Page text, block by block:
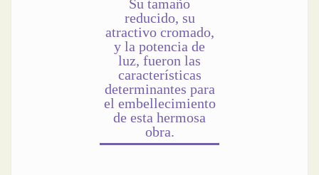
Su tamaño
reducido, su
atractivo cromado,
y la potencia de
luz, fueron las
características
determinantes para
el embellecimiento
de esta hermosa
obra.